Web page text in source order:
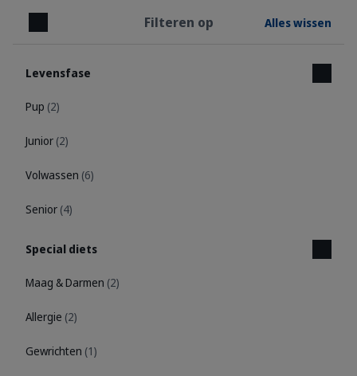
Sluiten Filteren op Alles wissen
Levensfase
Pup (2)
Junior (2)
Volwassen (6)
Senior (4)
Special diets
Maag & Darmen (2)
Allergie (2)
Gewrichten (1)